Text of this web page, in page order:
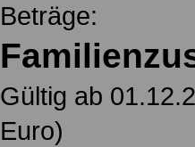
Beträge:
Gültig ab
Euro)